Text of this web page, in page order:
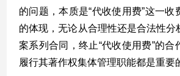
的问题，本质是“代收使用费”这一收
的体现，无论从合理性还是合法性分
案系列合同，终止“代收使用费”的合
履行其著作权集体管理职能都是重要